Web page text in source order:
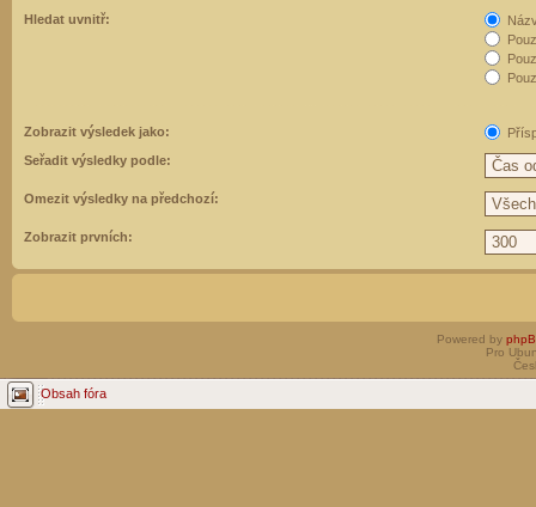
Hledat uvnitř:
Zobrazit výsledek jako:
Seřadit výsledky podle:
Omezit výsledky na předchozí:
Zobrazit prvních:
Powered by
Pro
Obsah fóra